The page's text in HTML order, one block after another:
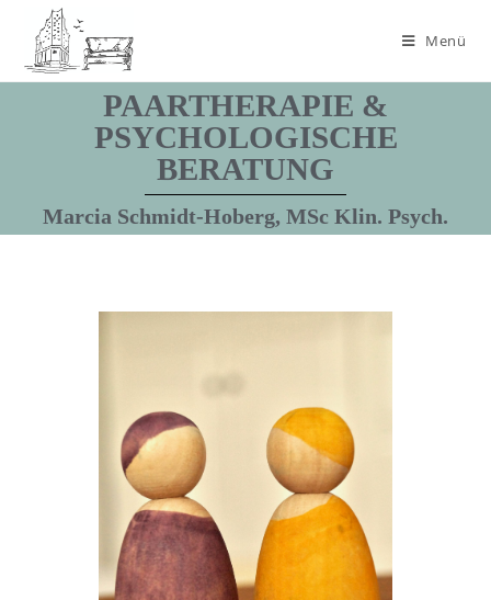
Menü
PAARTHERAPIE &
PSYCHOLOGISCHE
BERATUNG
Marcia Schmidt-Hoberg, MSc Klin. Psych.